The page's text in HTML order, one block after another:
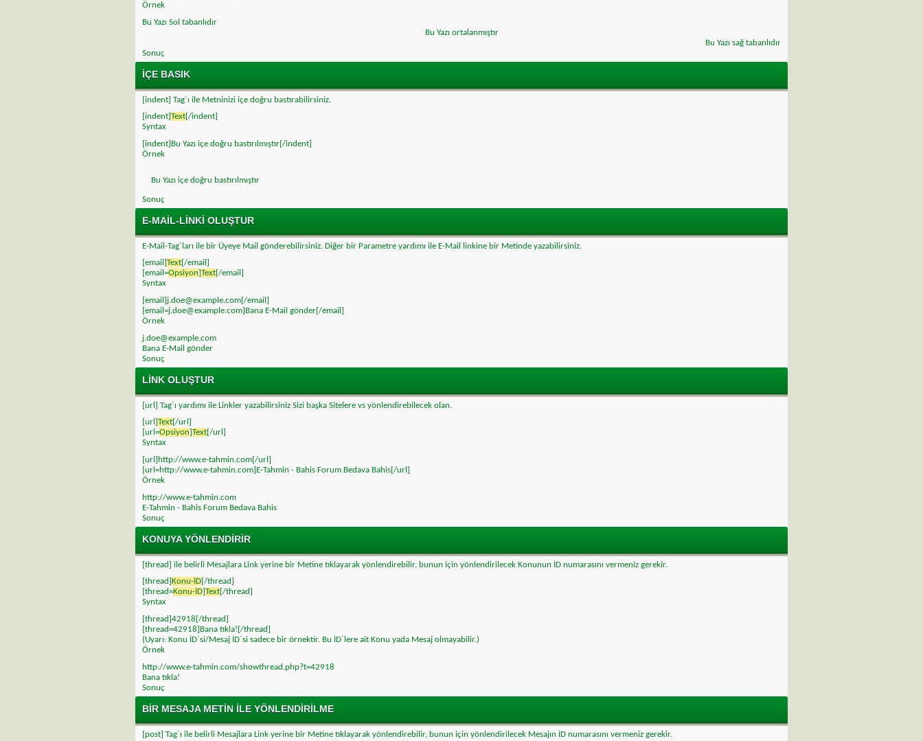
Örnek
Bu Yazı Sol tabanlıdır
Bu Yazı ortalanmıştır
Bu Yazı sağ tabanlıdır
Sonuç
İÇE BASIK
[indent] Tag´ı ile Metninizi içe doğru bastırabilirsiniz.
[indent]Text[/indent]
Syntax
[indent]Bu Yazı içe doğru bastırılmıştır[/indent]
Örnek
Bu Yazı içe doğru bastırılmıştır
Sonuç
E-MAIL-LINKI OLUŞTUR
E-Mail-Tag´ları ile bir Üyeye Mail gönderebilirsiniz. Diğer bir Parametre yardımı ile E-Mail linkine bir Metinde yazabilirsiniz.
[email]Text[/email]
[email=Opsiyon]Text[/email]
Syntax
[email] j.doe@example.com[/email]
[email=j.doe@example.com]Bana E-Mail gönder[/email]
Örnek
j.doe@example.com
Bana E-Mail gönder
Sonuç
LINK OLUŞTUR
[url] Tag´ı yardımı ile Linkler yazabilirsiniz Sizi başka Sitelere vs yönlendirebilecek olan.
[url]Text[/url]
[url=Opsiyon]Text[/url]
Syntax
[url]http://www.e-tahmin.com[/url]
[url=http://www.e-tahmin.com]E-Tahmin - Bahis Forum Bedava Bahis[/url]
Örnek
http://www.e-tahmin.com
E-Tahmin - Bahis Forum Bedava Bahis
Sonuç
KONUYA YÖNLENDIRIR
[thread] ile belirli Mesajlara Link yerine bir Metine tıklayarak yönlendirebilir, bunun için yönlendirilecek Konunun İD numarasını vermeniz gerekir.
[thread]Konu-İD[/thread]
[thread=Konu-İD]Text[/thread]
Syntax
[thread]42918[/thread]
[thread=42918]Bana tıkla![/thread]
(Uyarı: Konu İD´si/Mesaj İD´si sadece bir örnektir. Bu İD´lere ait Konu yada Mesaj olmayabilir.)
Örnek
http://www.e-tahmin.com/showthread.php?t=42918
Bana tıkla!
Sonuç
BIR MESAJA METIN ILE YÖNLENDIRILME
[post] Tag´ı ile belirli Mesajlara Link yerine bir Metine tıklayarak yönlendirebilir, bunun için yönlendirilecek Mesajın İD numarasını vermeniz gerekir.